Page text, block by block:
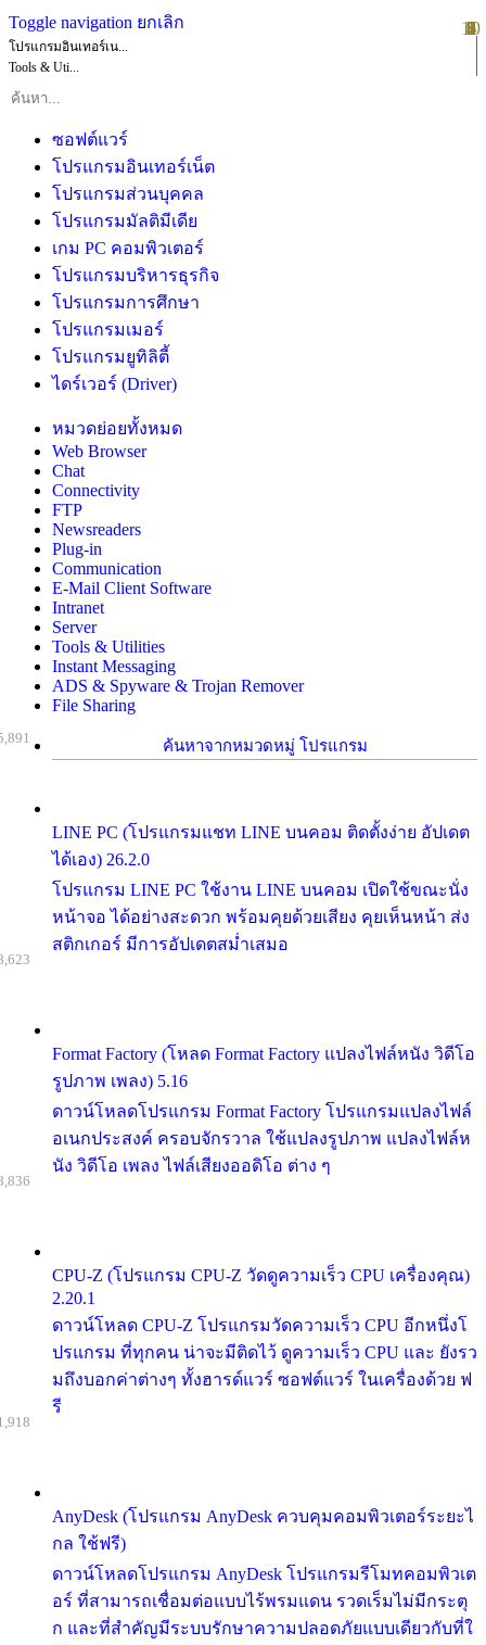
Toggle navigation ยกเลิก
โปรแกรมอินเทอร์เน...
Tools & Uti...
ซอฟต์แวร์
โปรแกรมอินเทอร์เน็ต
โปรแกรมส่วนบุคคล
โปรแกรมมัลติมีเดีย
เกม PC คอมพิวเตอร์
โปรแกรมบริหารธุรกิจ
โปรแกรมการศึกษา
โปรแกรมเมอร์
โปรแกรมยูทิลิตี้
ไดร์เวอร์ (Driver)
หมวดย่อยทั้งหมด
Web Browser
Chat
Connectivity
FTP
Newsreaders
Plug-in
Communication
E-Mail Client Software
Intranet
Server
Tools & Utilities
Instant Messaging
ADS & Spyware & Trojan Remover
File Sharing
ค้นหาจากหมวดหมู่ โปรแกรม
LINE PC (โปรแกรมแชท LINE บนคอม ติดตั้งง่าย อัปเดต
ได้เอง) 26.2.0
โปรแกรม LINE PC ใช้งาน LINE บนคอม เปิดใช้ขณะนั่ง
หน้าจอ ได้อย่างสะดวก พร้อมคุยด้วยเสียง คุยเห็นหน้า ส่ง
สติกเกอร์ มีการอัปเดตสม่ำเสมอ
Format Factory (โหลด Format Factory แปลงไฟล์หนัง วิดีโอ
รูปภาพ เพลง) 5.16
ดาวน์โหลดโปรแกรม Format Factory โปรแกรมแปลงไฟล์
อเนกประสงค์ ครอบจักรวาล ใช้แปลงรูปภาพ แปลงไฟล์ห
นัง วิดีโอ เพลง ไฟล์เสียงออดิโอ ต่าง ๆ
CPU-Z (โปรแกรม CPU-Z วัดดูความเร็ว CPU เครื่องคุณ)
2.20.1
ดาวน์โหลด CPU-Z โปรแกรมวัดความเร็ว CPU อีกหนึ่งโ
ปรแกรม ที่ทุกคน น่าจะมีติดไว้ ดูความเร็ว CPU และ ยังรว
มถึงบอกค่าต่างๆ ทั้งฮารด์แวร์ ซอฟต์แวร์ ในเครื่องด้วย ฟ
รี
AnyDesk (โปรแกรม AnyDesk ควบคุมคอมพิวเตอร์ระยะไ
กล ใช้ฟรี)
ดาวน์โหลดโปรแกรม AnyDesk โปรแกรมรีโมทคอมพิวเต
อร์ ที่สามารถเชื่อมต่อแบบไร้พรมแดน รวดเร็มไม่มีกระตุ
ก และที่สำคัญมีระบบรักษาความปลอดภัยแบบเดียวกับที่ใ
1
2
3
4
5
6
7
8
9
10